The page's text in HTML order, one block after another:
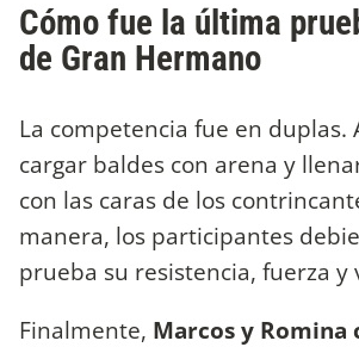
Cómo fue la última
de Gran Hermano
La competencia fue en duplas.
cargar baldes con arena y
con las caras de los
manera, los participantes
prueba su resistencia, fuerza y
Finalmente, Marcos y